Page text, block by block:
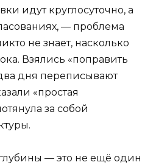
идут круглосуточно, а
— проблема
не знает, насколько
Взялись «поправить
дня переписывают
«простая
за собой
— это не ещё один